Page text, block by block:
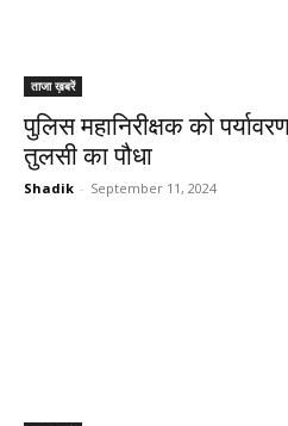
ताजा ख़बरें
पुलिस महानिरीक्षक को
तुलसी का पौधा
Shadik - September 11, 2024